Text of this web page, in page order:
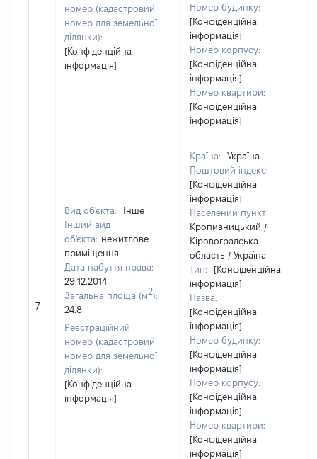
номер (кадастровий
номер для земельної
ділянки):
[Конфіденційна
інформація]
Номер будинку:
[Конфіденційна
інформація]
Номер корпусу:
[Конфіденційна
інформація]
Номер квартири:
[Конфіденційна
інформація]
7
Вид об'єкта:
Інше
Інший вид
об'єкта: нежитлове
приміщення
Дата набуття права:
29.12.2014
Загальна площа (м2):
24.8
Реєстраційний
номер (кадастровий
номер для земельної
ділянки):
[Конфіденційна
інформація]
Країна:
Україна
Поштовий індекс:
[Конфіденційна
інформація]
Населений пункт:
Кропивницький /
Кіровоградська
область / Україна
Тип:
[Конфіденційна
інформація]
Назва:
[Конфіденційна
інформація]
Номер будинку:
[Конфіденційна
інформація]
Номер корпусу:
[Конфіденційна
інформація]
Номер квартири:
[Конфіденційна
інформація]